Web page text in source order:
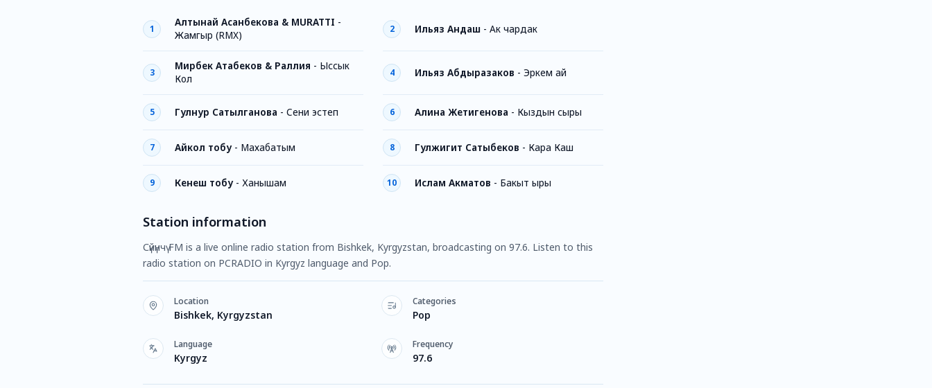
1
Алтынай Асанбекова & MURATTI -
Жамгыр (RMX)
2 Ильяз Андаш - Ак чардак
3
Мирбек Атабеков & Раллия - Ыссык
Кол
4 Ильяз Абдыразаков - Эркем ай
5 Гулнур Сатылганова - Сени эстеп 6 Алина Жетигенова - Кыздын сыры
7 Айкол тобу- Махабатым 8 Гулжигит Сатыбеков - Кара Каш
9 Кенеш тобу- Ханышам 10 Ислам Акматов - Бакыт ыры
Station information
Сүйүнчү FM is a live online radio station from Bishkek, Kyrgyzstan, broadcasting on 97.6. Listen to this
radio station on PCRADIO in Kyrgyz language and Pop.
Location
Bishkek, Kyrgyzstan
Categories
Pop
Language
Kyrgyz
Frequency
97.6